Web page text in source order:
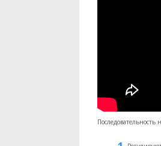
Последовательность